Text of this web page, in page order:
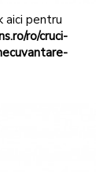
aici pentru
ro/cruci-